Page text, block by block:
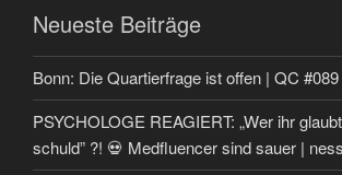
Neueste Beiträge
Bonn: Die Quartierfrage ist offen | QC #089
PSYCHOLOGE REAGIERT: „Wer ihr
schuld” ?! 💀 Medfluencer sind sauer |